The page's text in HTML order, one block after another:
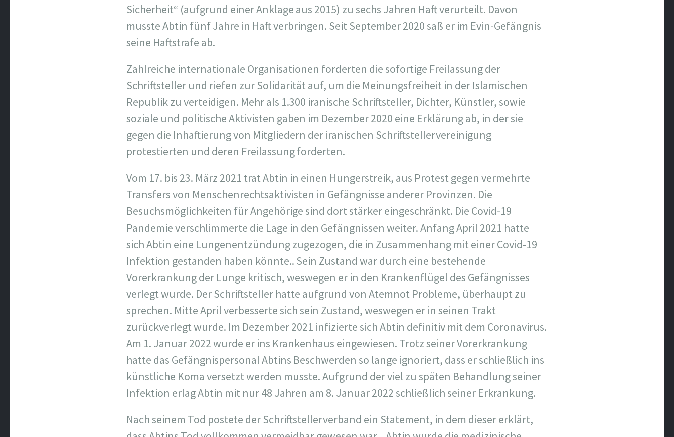
Sicherheit“ (aufgrund einer Anklage aus 2015) zu sechs Jahren Haft verurteilt. Davon
musste Abtin fünf Jahre in Haft verbringen. Seit September 2020 saß er im Evin-Gefängnis
seine Haftstrafe ab.
Zahlreiche internationale Organisationen forderten die sofortige Freilassung der
Schriftsteller und riefen zur Solidarität auf, um die Meinungsfreiheit in der Islamischen
Republik zu verteidigen. Mehr als 1.300 iranische Schriftsteller, Dichter, Künstler, sowie
soziale und politische Aktivisten gaben im Dezember 2020 eine Erklärung ab, in der sie
gegen die Inhaftierung von Mitgliedern der iranischen Schriftstellervereinigung
protestierten und deren Freilassung forderten.
Vom 17. bis 23. März 2021 trat Abtin in einen Hungerstreik, aus Protest gegen vermehrte
Transfers von Menschenrechtsaktivisten in Gefängnisse anderer Provinzen. Die
Besuchsmöglichkeiten für Angehörige sind dort stärker eingeschränkt. Die Covid-19
Pandemie verschlimmerte die Lage in den Gefängnissen weiter. Anfang April 2021 hatte
sich Abtin eine Lungenentzündung zugezogen, die in Zusammenhang mit einer Covid-19
Infektion gestanden haben könnte.. Sein Zustand war durch eine bestehende
Vorerkrankung der Lunge kritisch, weswegen er in den Krankenflügel des Gefängnisses
verlegt wurde. Der Schriftsteller hatte aufgrund von Atemnot Probleme, überhaupt zu
sprechen. Mitte April verbesserte sich sein Zustand, weswegen er in seinen Trakt
zurückverlegt wurde. Im Dezember 2021 infizierte sich Abtin definitiv mit dem Coronavirus.
Am 1. Januar 2022 wurde er ins Krankenhaus eingewiesen. Trotz seiner Vorerkrankung
hatte das Gefängnispersonal Abtins Beschwerden so lange ignoriert, dass er schließlich ins
künstliche Koma versetzt werden musste. Aufgrund der viel zu späten Behandlung seiner
Infektion erlag Abtin mit nur 48 Jahren am 8. Januar 2022 schließlich seiner Erkrankung.
Nach seinem Tod postete der Schriftstellerverband ein Statement, in dem dieser erklärt,